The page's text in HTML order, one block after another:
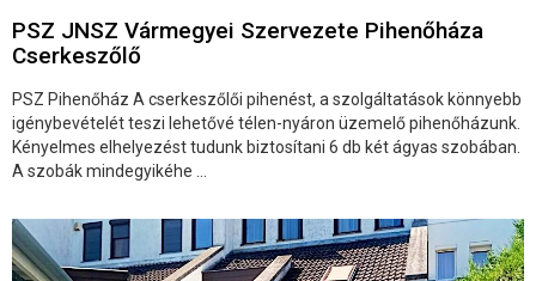
PSZ JNSZ Vármegyei Szervezete Pihenőháza
Cserkeszőlő
PSZ Pihenőház A cserkeszőlői pihenést, a szolgáltatások könnyebb
igénybevételét teszi lehetővé télen-nyáron üzemelő pihenőházunk.
Kényelmes elhelyezést tudunk biztosítani 6 db két ágyas szobában.
A szobák mindegyikéhe ...